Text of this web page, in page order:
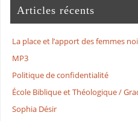
Articles récents
La place et l’apport des femmes
MP3
Politique de confidentialité
École Biblique et Théologique /
Sophia Désir